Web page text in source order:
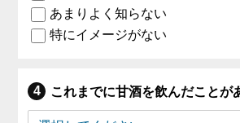
あまりよく知らない
特にイメージがない
これまでに甘酒を飲んだことが